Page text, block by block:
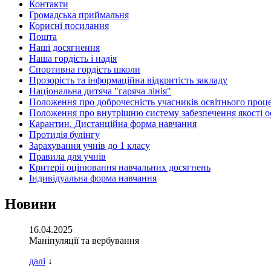
Контакти
Громадська приймальня
Корисні посилання
Пошта
Наші досягнення
Наша гордість і надія
Спортивна гордість школи
Прозорість та інформаційна відкритість закладу
Національна дитяча "гаряча лінія"
Положення про доброчесність учасників освітнього
Положення про внутрішню систему забезпечення якості
Карантин. Дистанційна форма навчання
Протидія булінгу
Зарахування учнів до 1 класу
Правила для учнів
Критерії оцінювання навчальних досягнень
Індивідуальна форма навчання
Новини
16.04.2025
Маніпуляції та вербування
далі ↓